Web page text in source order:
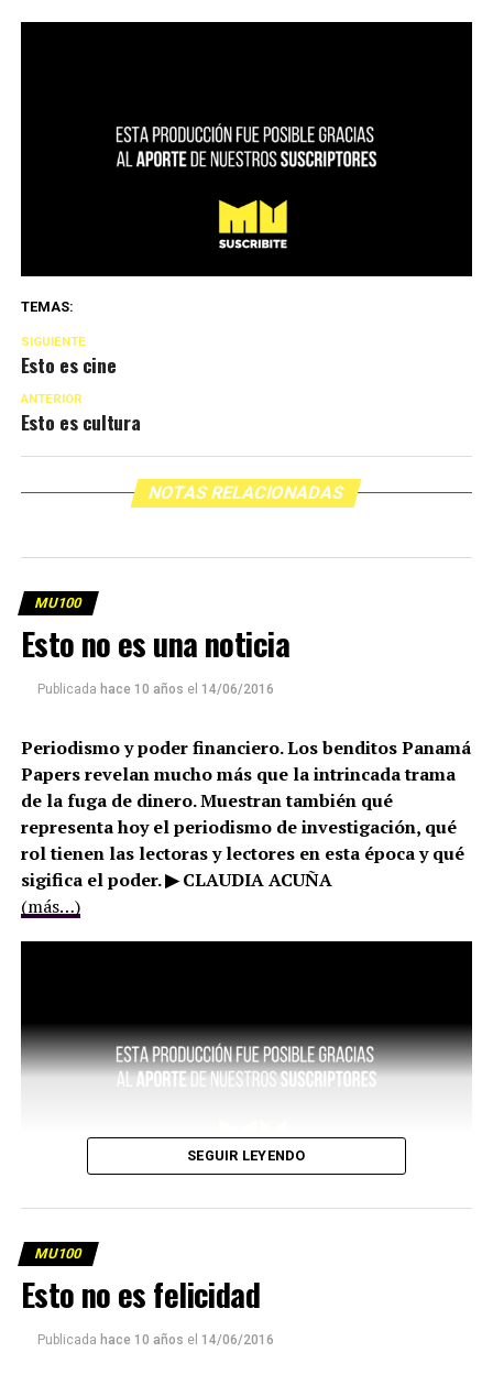
TEMAS:
SIGUIENTE
Esto es cine
ANTERIOR
Esto es cultura
NOTAS RELACIONADAS
MU100
Esto no es una noticia
Publicada hace 10 años el 14/06/2016
Periodismo y poder financiero. Los benditos Panamá
Papers revelan mucho más que la intrincada trama
de la fuga de dinero. Muestran también qué
representa hoy el periodismo de investigación, qué
rol tienen las lectoras y lectores en esta época y qué
sigifica el poder. ▶ CLAUDIA ACUÑA
(más…)
SEGUIR LEYENDO
MU100
Esto no es felicidad
Publicada hace 10 años el 14/06/2016